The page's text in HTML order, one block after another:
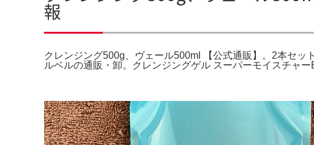
報
クレンジング500g、ヴェール500ml 【公式通販】。2本セ
ルベルの通販・卸。クレンジングゲル スーパーモイスチャ